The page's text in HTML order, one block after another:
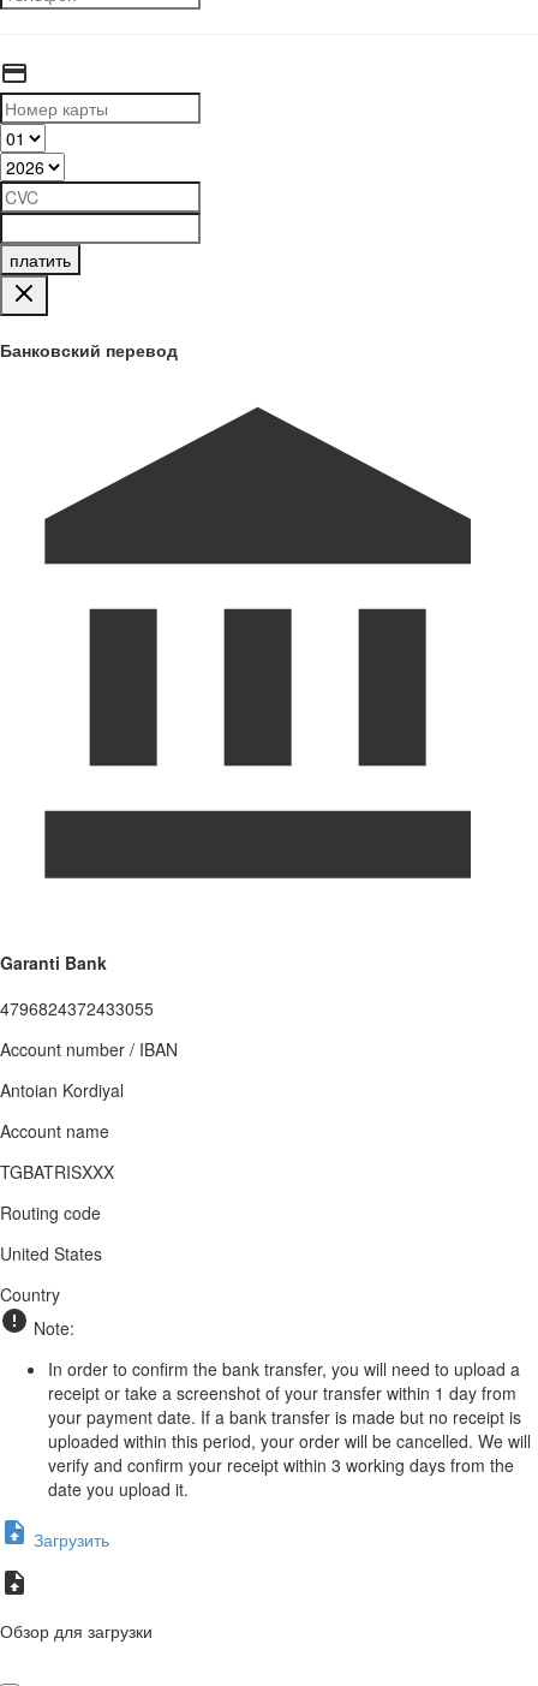
платить
Банковский перевод
Garanti Bank
4796824372433055
Account number / IBAN
Antoian Kordiyal
Account name
TGBATRISXXX
Routing code
United States
Country
Note:
In order to confirm the bank transfer, you will need to upload a
receipt or take a screenshot of your transfer within 1 day from
your payment date. If a bank transfer is made but no receipt is
uploaded within this period, your order will be cancelled. We will
verify and confirm your receipt within 3 working days from the
date you upload it.
Загрузить
Обзор для загрузки